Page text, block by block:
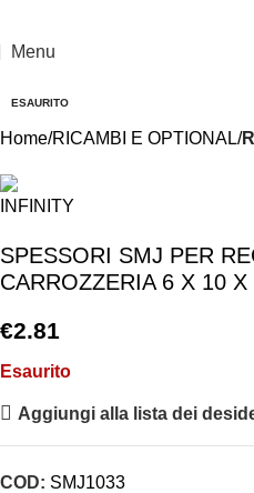
Menu
ESAURITO
Home RICAMBI E OPTIONAL
SPESSORI SMJ PER
CARROZZERIA 6 X 10
€2.81
Esaurito
Aggiungi alla lista dei
COD: SMJ1033